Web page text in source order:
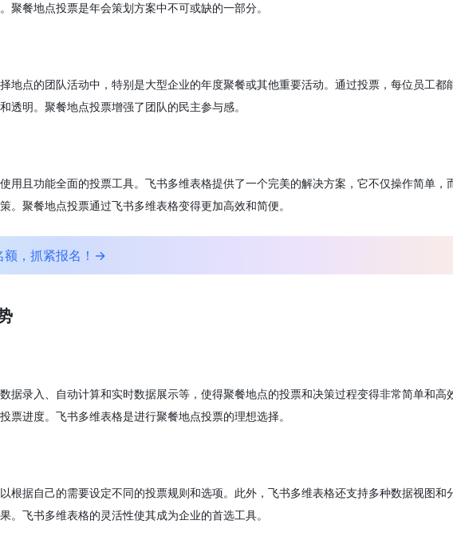
聚餐地点投票是年会策划方案中不可或缺的一部分。
地点的团队活动中，特别是大型企业的年度聚餐或其他重要活动。通过投票，每位员工都
透明。聚餐地点投票增强了团队的民主参与感。
用且功能全面的投票工具。飞书多维表格提供了一个完美的解决方案，它不仅操作简单，
。聚餐地点投票通过飞书多维表格变得更加高效和简便。
额，抓紧报名！→
据录入、自动计算和实时数据展示等，使得聚餐地点的投票和决策过程变得非常简单和高
票进度。飞书多维表格是进行聚餐地点投票的理想选择。
根据自己的需要设定不同的投票规则和选项。此外，飞书多维表格还支持多种数据视图和
。飞书多维表格的灵活性使其成为企业的首选工具。